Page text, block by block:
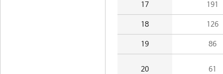
17 191
18 126
19 86
20 61